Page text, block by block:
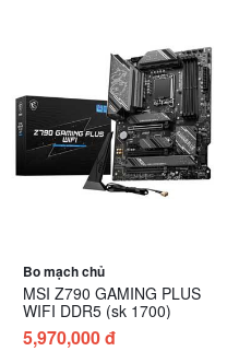
Bo mạch chủ
MSI Z790 GAMING PLUS
WIFI DDR5 (sk 1700)
5,970,000 đ